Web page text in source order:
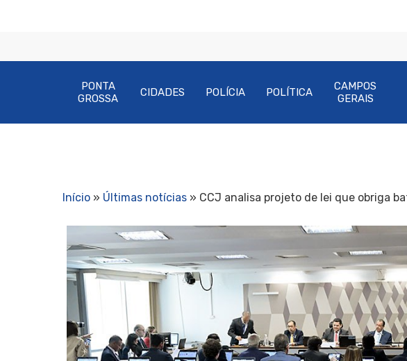
PONTA
GROSSA
CIDADES POLÍCIA POLÍTICA
CAMPOS
GERAIS
Início » Últimas notícias » CCJ analisa projeto de lei que obriga